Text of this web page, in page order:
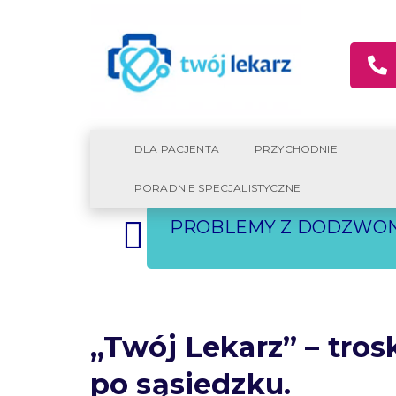
DLA PACJENTA PRZYCHODNIE
PORADNIE SPECJALISTYCZNE
„Twój Lekarz” –
po sąsiedzku.
PROGRAM
PROBLEMY Z
CHCESZ KORZYSTAĆ Z
SZYBKA
TWÓJ LEKARZ